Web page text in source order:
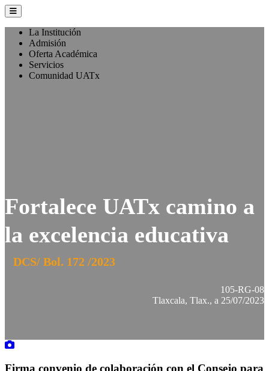
La Institución
Admisión
Oferta Académica
Servicios
Comunidad UATx
Fortalece UATx camino a
la excelencia educativa
DCS/ Bol. 172 /2023
105-RG-08
Tlaxcala, Tlax., a 25/07/2023
Firma convenio de colaboración con el Consejo para